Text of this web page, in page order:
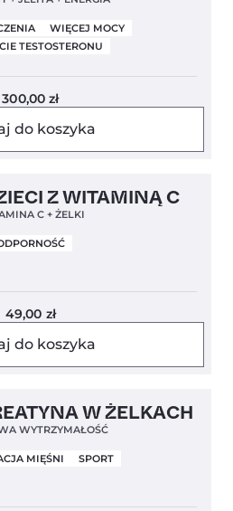
WIĘCEJ MOCY
TESTOSTERONU
300,00zł
do koszyka
Z WITAMINĄ C
C + ŻELKI
49,00 zł
do koszyka
4,5
W ŻELKACH
WYTRZYMAŁOŚĆ
MIĘŚNI SPORT